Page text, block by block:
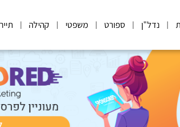
נדל"ן ספורט משפטי קהילה